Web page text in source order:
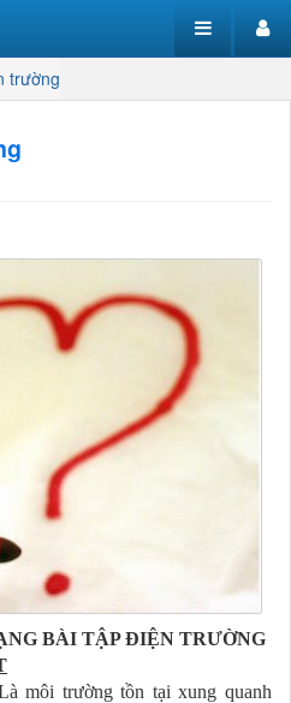
trường
BÀI TẬP ĐIỆN TRƯỜNG
môi trường tồn tại xung quanh